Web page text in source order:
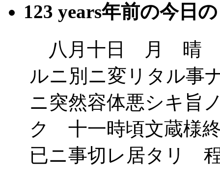
123 years年前の今日
八月十日 月 晴 本
ルニ別ニ変リタル事
ニ突然容体悪シキ旨
ク 十一時頃文蔵様
已ニ事切レ居タリ